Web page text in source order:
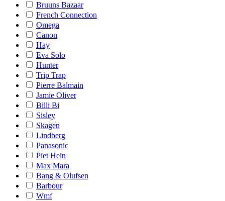
Bruuns Bazaar
French Connection
Omega
Canon
Hay
Eva Solo
Hunter
Trip Trap
Pierre Balmain
Jamie Oliver
Billi Bi
Sisley
Skagen
Lindberg
Panasonic
Piet Hein
Max Mara
Bang & Olufsen
Barbour
Wmf